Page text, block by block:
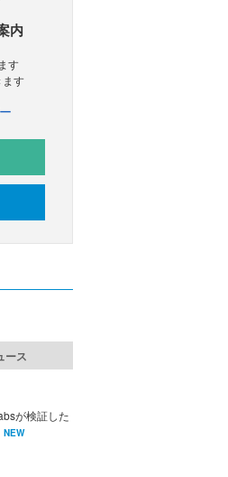
内
す
ます
ース
が検証した
NEW